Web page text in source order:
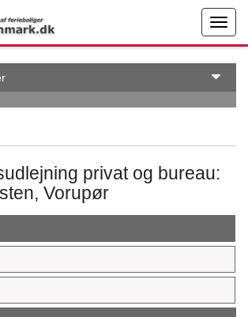
privat og bureau:
Vorupør